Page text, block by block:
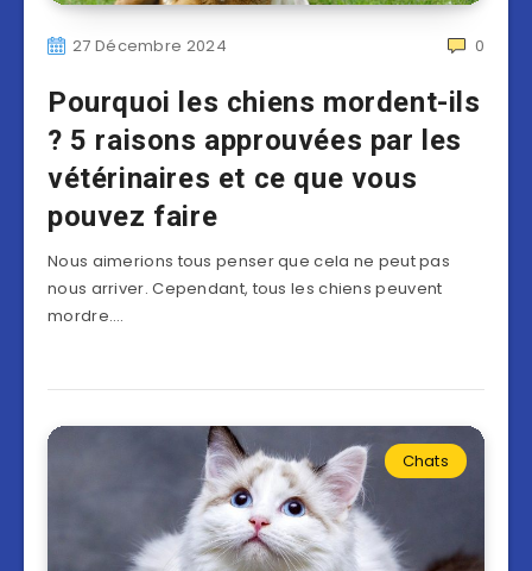
27 Décembre 2024 0
Pourquoi les chiens mordent-ils
? 5 raisons approuvées par les
vétérinaires et ce que vous
pouvez faire
Nous aimerions tous penser que cela ne peut pas
nous arriver. Cependant, tous les chiens peuvent
mordre….
Chats